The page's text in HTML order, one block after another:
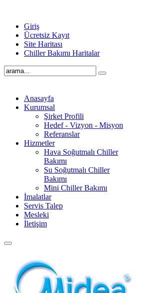
Giriş
Ücretsiz Kayıt
Site Haritası
Chiller Bakımı Haritalar
Anasayfa
Kurumsal
Şirket Profili
Hedef - Vizyon - Misyon
Referanslar
Hizmetler
Hava Soğutmalı Chiller
Bakımı
Su Soğutmalı Chiller
Bakımı
Mini Chiller Bakımı
İmalatlar
Servis Talep
Mesleki
İletişim